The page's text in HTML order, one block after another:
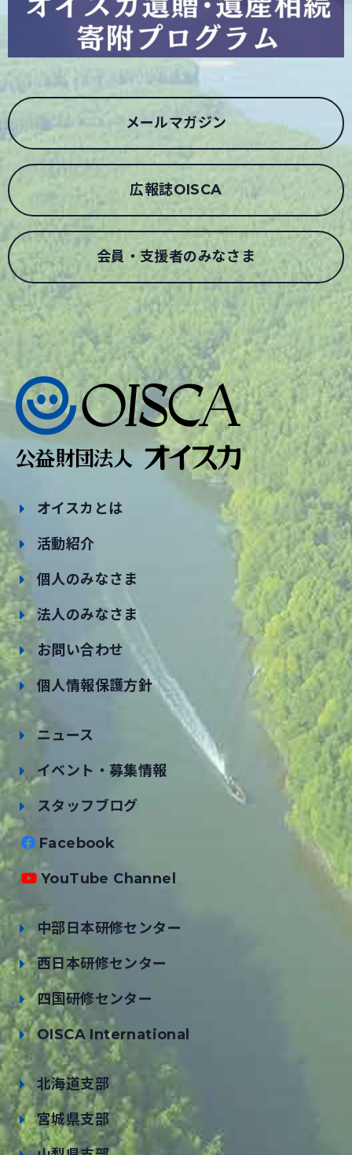
メールマガジン
広報誌OISCA
会員・支援者のみなさま
オイスカとは
活動紹介
個人のみなさま
法人のみなさま
お問い合わせ
個人情報保護方針
ニュース
イベント・募集情報
スタッフブログ
Facebook
YouTube Channel
中部日本研修センター
西日本研修センター
四国研修センター
OISCA International
北海道支部
宮城県支部